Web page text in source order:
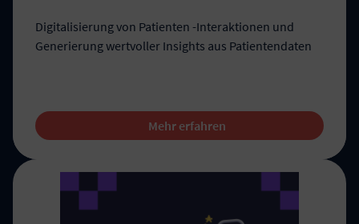
Digitalisierung von Patienten -Interaktionen und
Generierung wertvoller Insights aus Patientendaten
Mehr erfahren